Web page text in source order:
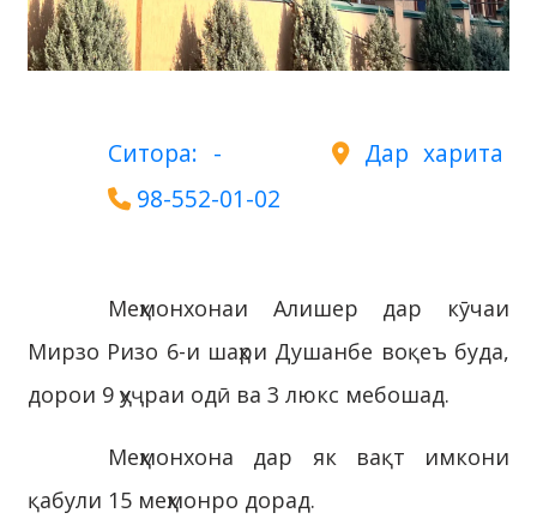
Ситора: -
Дар харита
98-552-01-02
Меҳмонхонаи Алишер дар кӯчаи
Мирзо Ризо 6-и шаҳри Душанбе воқеъ буда,
дорои 9 ҳуҷраи одӣ ва 3 люкс мебошад.
Меҳмонхона дар як вақт имкони
қабули 15 меҳмонро дорад.